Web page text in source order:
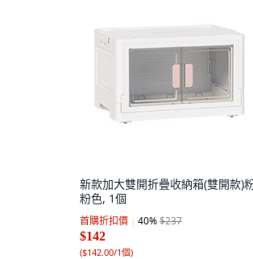
新款加大雙開折疊收納箱(雙開款)
粉色, 1個
首購折扣價 40%$237
$142
($142.00/1個)